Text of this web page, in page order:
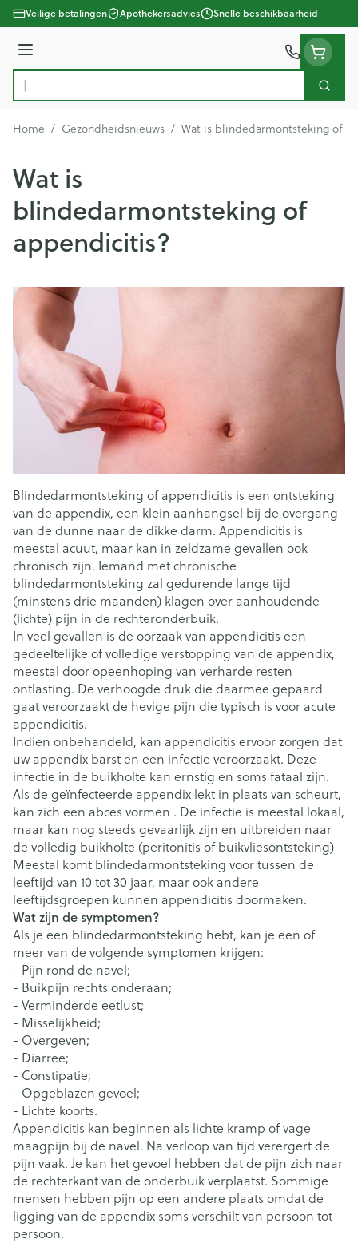
Ga naar de inhoud
Veilige betalingen Apothekersadvies Snelle beschikbaarheid
Menu
Product, merk, categorie... Zoek
Home / Gezondheidsnieuws / Wat is blindedarmontsteking of
Wat is
blindedarmontsteking of
appendicitis?
Blindedarmontsteking of appendicitis is een ontsteking
van de appendix, een klein aanhangsel bij de overgang
van de dunne naar de dikke darm. Appendicitis is
meestal acuut, maar kan in zeldzame gevallen ook
chronisch zijn. Iemand met chronische
blindedarmontsteking zal gedurende lange tijd
(minstens drie maanden) klagen over aanhoudende
(lichte) pijn in de rechteronderbuik.
In veel gevallen is de oorzaak van appendicitis een
gedeeltelijke of volledige verstopping van de appendix,
meestal door opeenhoping van verharde resten
ontlasting. De verhoogde druk die daarmee gepaard
gaat veroorzaakt de hevige pijn die typisch is voor acute
appendicitis.
Indien onbehandeld, kan appendicitis ervoor zorgen dat
uw appendix barst en een infectie veroorzaakt. Deze
infectie in de buikholte kan ernstig en soms fataal zijn.
Als de geïnfecteerde appendix lekt in plaats van scheurt,
kan zich een abces vormen . De infectie is meestal lokaal,
maar kan nog steeds gevaarlijk zijn en uitbreiden naar
de volledig buikholte (peritonitis of buikvliesontsteking)
Meestal komt blindedarmontsteking voor tussen de
leeftijd van 10 tot 30 jaar, maar ook andere
leeftijdsgroepen kunnen appendicitis doormaken.
Wat zijn de symptomen?
Als je een blindedarmontsteking hebt, kan je een of
meer van de volgende symptomen krijgen:
- Pijn rond de navel;
- Buikpijn rechts onderaan;
- Verminderde eetlust;
- Misselijkheid;
- Overgeven;
- Diarree;
- Constipatie;
- Opgeblazen gevoel;
- Lichte koorts.
Appendicitis kan beginnen als lichte kramp of vage
maagpijn bij de navel. Na verloop van tijd verergert de
pijn vaak. Je kan het gevoel hebben dat de pijn zich naar
de rechterkant van de onderbuik verplaatst. Sommige
mensen hebben pijn op een andere plaats omdat de
ligging van de appendix soms verschilt van persoon tot
persoon.